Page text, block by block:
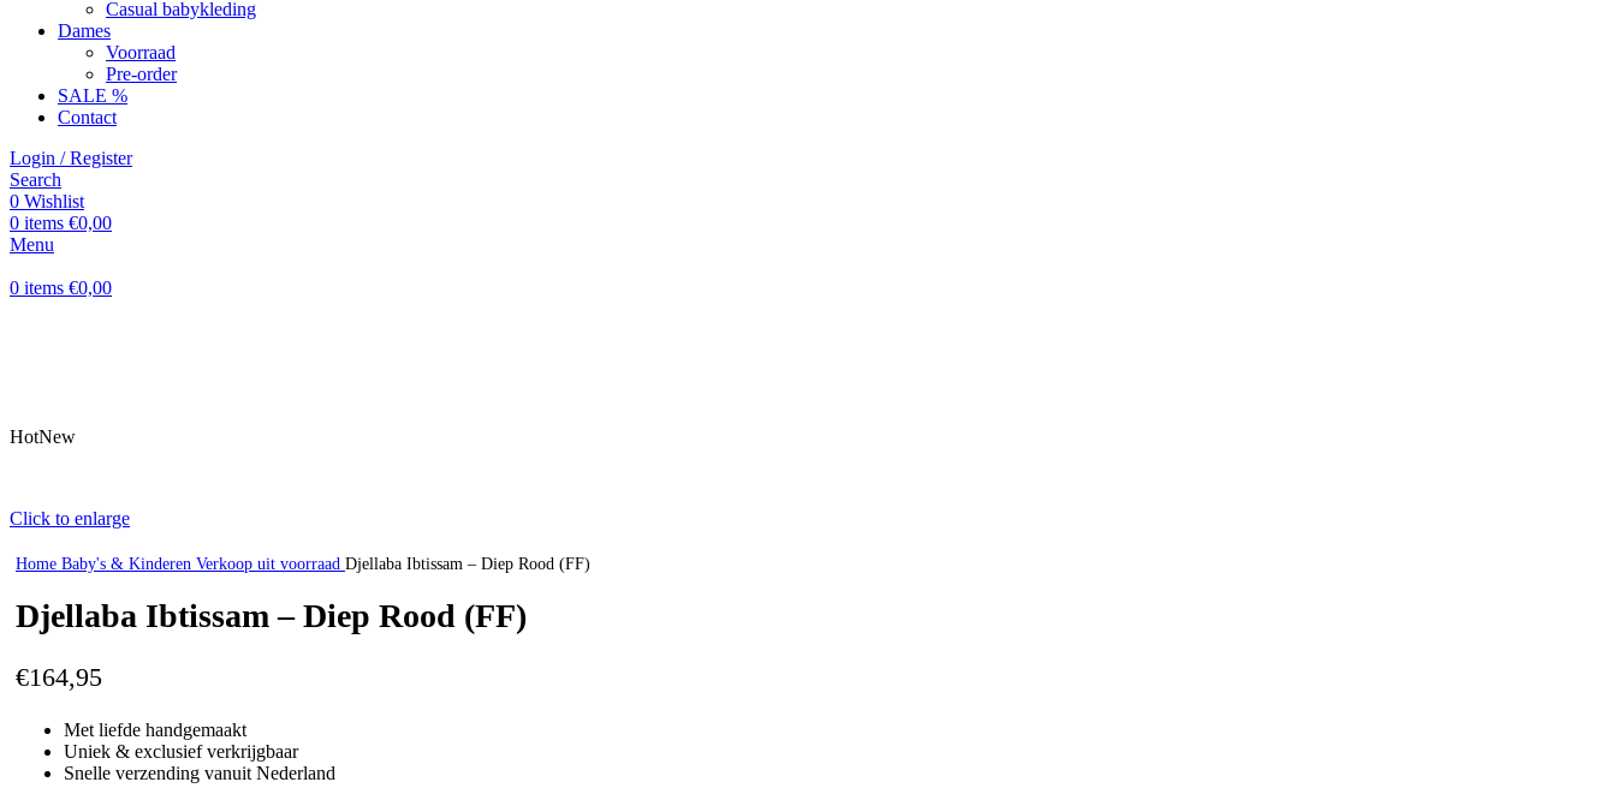
Casual babykleding
Dames
Voorraad
Pre-order
SALE %
Contact
Login / Register
Search
0 Wishlist
0 items €0,00
Menu
0 items €0,00
HotNew
Click to enlarge
Home Baby's & Kinderen Verkoop uit voorraad Djellaba Ibtissam – Diep Rood (FF)
Djellaba Ibtissam – Diep Rood (FF)
€164,95
Met liefde handgemaakt
Uniek & exclusief verkrijgbaar
Snelle verzending vanuit Nederland